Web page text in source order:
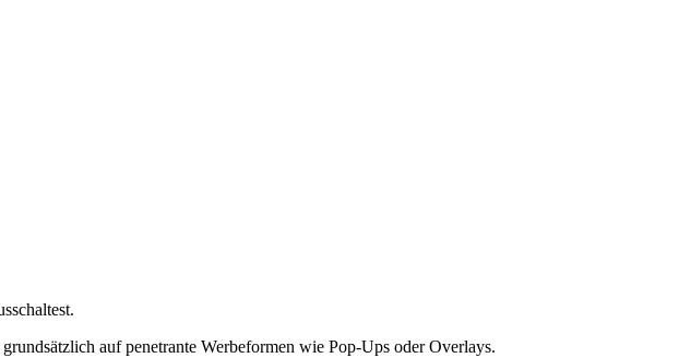
auf penetrante Werbeformen wie Pop-Ups oder Overlays.